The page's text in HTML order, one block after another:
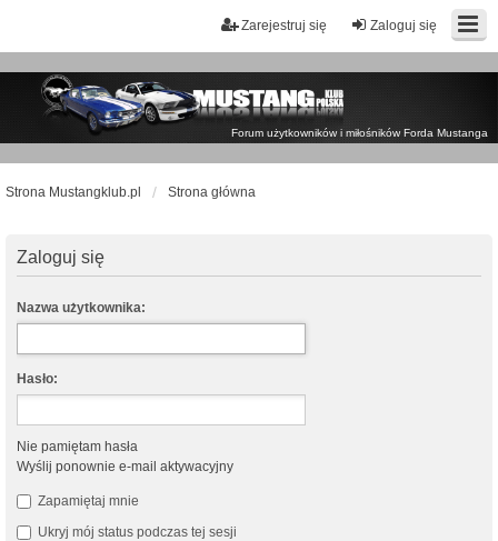
Zaloguj się
Zarejestruj się
Forum użytkowników i miłośników Forda Mustanga
Strona Mustangklub.pl Strona główna
Zaloguj się
Nazwa użytkownika:
Hasło:
Nie pamiętam hasła
Wyślij ponownie e-mail aktywacyjny
Zapamiętaj mnie
Ukryj mój status podczas tej sesji